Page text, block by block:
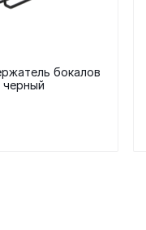
бокалов